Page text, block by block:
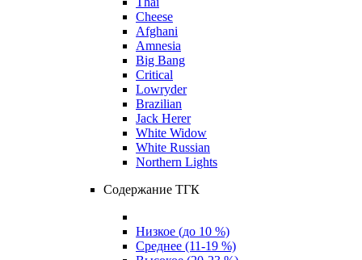
Cheese
Afghani
Amnesia
Big Bang
Critical
Lowryder
Brazilian
Jack Herer
White Widow
White Russian
Northern Lights
Содержание ТГК
Низкое (до 10 %)
Среднее (11-19 %)